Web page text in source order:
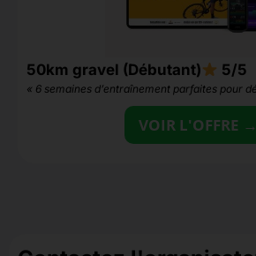
50km gravel (Débutant) 5/5
« 6 semaines d’entraînement parfaites pour
VOIR L'OFFRE →